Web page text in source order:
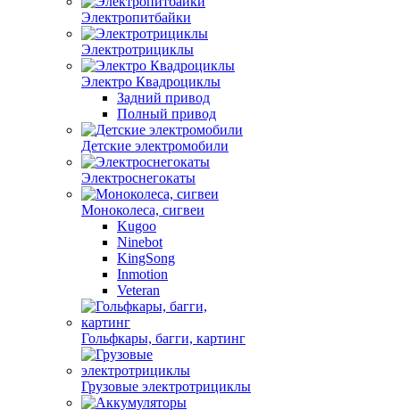
Электропитбайки
Электротрициклы
Электро Квадроциклы
Задний привод
Полный привод
Детские электромобили
Электроснегокаты
Моноколеса, сигвеи
Kugoo
Ninebot
KingSong
Inmotion
Veteran
Гольфкары, багги, картинг
Грузовые электротрициклы